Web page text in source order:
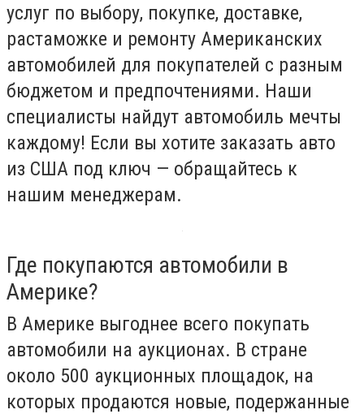
услуг по выбору, покупке, доставке,
растаможке и ремонту Американских
автомобилей для покупателей с разным
бюджетом и предпочтениями. Наши
специалисты найдут автомобиль мечты
каждому! Если вы хотите заказать авто
из США под ключ — обращайтесь к
нашим менеджерам.
Где покупаются автомобили в
Америке?
В Америке выгоднее всего покупать
автомобили на аукционах. В стране
около 500 аукционных площадок, на
которых продаются новые, подержанные